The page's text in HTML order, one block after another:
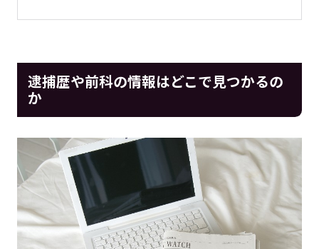
逮捕歴や前科の情報はどこで見つかるの
か